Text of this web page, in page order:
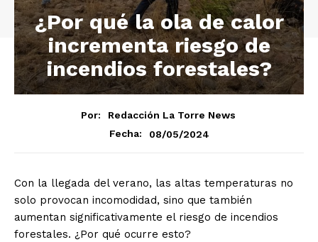
¿Por qué la ola de calor
incrementa riesgo de
incendios forestales?
Por:
Redacción La Torre News
Fecha:
08/05/2024
Con la llegada del verano, las altas temperaturas no
solo provocan incomodidad, sino que también
aumentan significativamente el riesgo de incendios
forestales. ¿Por qué ocurre esto?